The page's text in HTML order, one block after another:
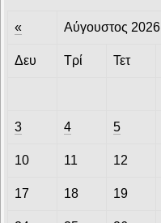
« Αύγουστος 2026
Δευ Τρί Τετ
3 4 5
10 11 12
17 18 19